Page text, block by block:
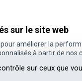
sur ceux que
sur le site web
améliorer la
à partir de nos